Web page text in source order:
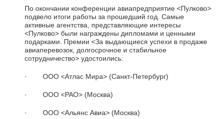
По окончании конференции авиапредприятие <Пулково>
подвело итоги работы за прошедший год. Самые
активные агентства, представляющие интересы
<Пулково> были награждены дипломами и ценными
подарками. Премии <За выдающиеся успехи в продаже
авиаперевозок, долгосрочное и стабильное
сотрудничество> удостоились:
· ООО <Атлас Мира> (Санкт-Петербург)
· ООО <РАО> (Москва)
· ООО <Альянс Авиа> (Москва)